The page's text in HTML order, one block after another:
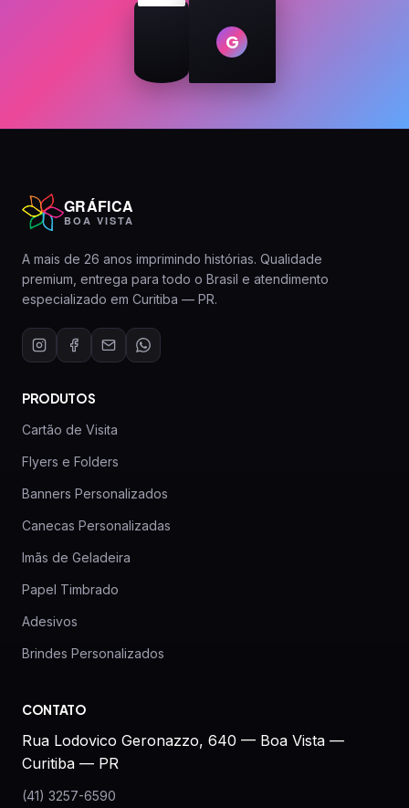
G
GRÁFICA
BOA VISTA
A mais de 26 anos imprimindo histórias. Qualidade
premium, entrega para todo o Brasil e atendimento
especializado em Curitiba — PR.
PRODUTOS
Cartão de Visita
Flyers e Folders
Banners Personalizados
Canecas Personalizadas
Imãs de Geladeira
Papel Timbrado
Adesivos
Brindes Personalizados
CONTATO
Rua Lodovico Geronazzo, 640 — Boa Vista —
Curitiba — PR
(41) 3257-6590